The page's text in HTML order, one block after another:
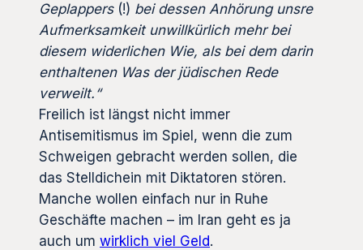
Geplappers (!) bei dessen Anhörung unsre
Aufmerksamkeit unwillkürlich mehr bei
diesem widerlichen Wie, als bei dem darin
enthaltenen Was der jüdischen Rede
verweilt.“
Freilich ist längst nicht immer
Antisemitismus im Spiel, wenn die zum
Schweigen gebracht werden sollen, die
das Stelldichein mit Diktatoren stören.
Manche wollen einfach nur in Ruhe
Geschäfte machen – im Iran geht es ja
auch um wirklich viel Geld.